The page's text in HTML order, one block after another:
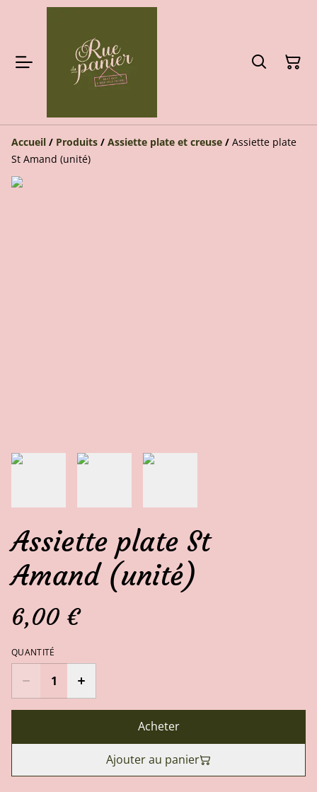
Accueil / Produits / Assiette plate et creuse / Assiette plate
St Amand (unité)
Assiette plate St
Amand (unité)
6,00 €
QUANTITÉ
Acheter
Ajouter au panier